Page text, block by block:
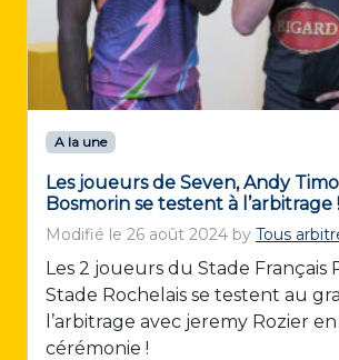
A la une
Les joueurs de Seven, Andy
Bosmorin se testent à l’arbitrage !
Modifié le 26 août 2024 by Tous
Les 2 joueurs du Stade Français
Stade Rochelais se testent au
l’arbitrage avec jeremy Rozier
cérémonie !